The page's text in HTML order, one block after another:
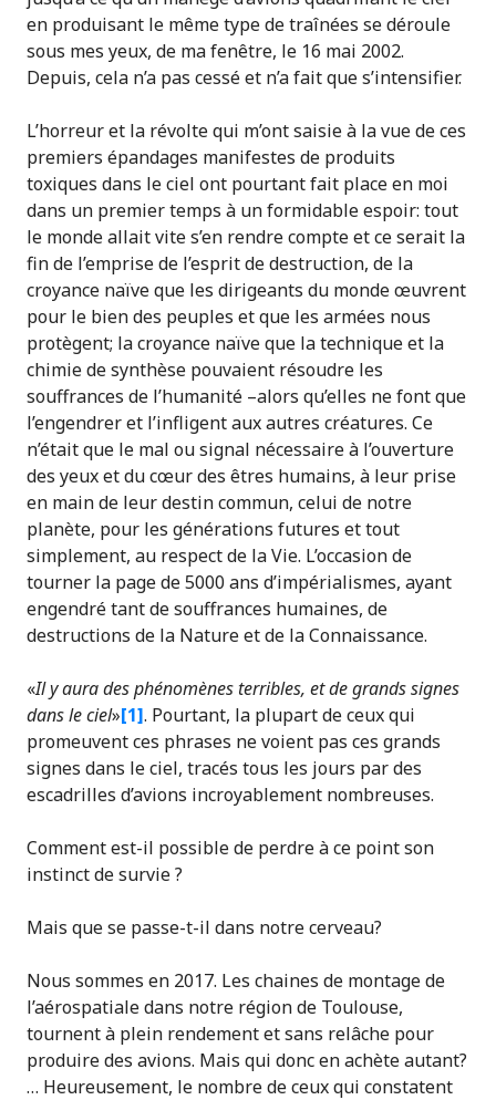
en produisant le même type de traînées se déroule
sous mes yeux, de ma fenêtre, le 16 mai 2002.
Depuis, cela n’a pas cessé et n’a fait que s’intensifier.
L’horreur et la révolte qui m’ont saisie à la vue de ces
premiers épandages manifestes de produits
toxiques dans le ciel ont pourtant fait place en moi
dans un premier temps à un formidable espoir: tout
le monde allait vite s’en rendre compte et ce serait la
fin de l’emprise de l’esprit de destruction, de la
croyance naïve que les dirigeants du monde œuvrent
pour le bien des peuples et que les armées nous
protègent; la croyance naïve que la technique et la
chimie de synthèse pouvaient résoudre les
souffrances de l’humanité –alors qu’elles ne font que
l’engendrer et l’infligent aux autres créatures. Ce
n’était que le mal ou signal nécessaire à l’ouverture
des yeux et du cœur des êtres humains, à leur prise
en main de leur destin commun, celui de notre
planète, pour les générations futures et tout
simplement, au respect de la Vie. L’occasion de
tourner la page de 5000 ans d’impérialismes, ayant
engendré tant de souffrances humaines, de
destructions de la Nature et de la Connaissance.
«Il y aura des phénomènes terribles, et de grands signes
dans le ciel»[1]. Pourtant, la plupart de ceux qui
promeuvent ces phrases ne voient pas ces grands
signes dans le ciel, tracés tous les jours par des
escadrilles d’avions incroyablement nombreuses.
Comment est-il possible de perdre à ce point son
instinct de survie ?
Mais que se passe-t-il dans notre cerveau?
Nous sommes en 2017. Les chaines de montage de
l’aérospatiale dans notre région de Toulouse,
tournent à plein rendement et sans relâche pour
produire des avions. Mais qui donc en achète autant?
… Heureusement, le nombre de ceux qui constatent